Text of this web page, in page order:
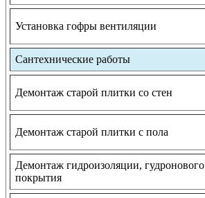
Установка гофры вентиляции
Сантехнические работы
Демонтаж старой плитки со стен
Демонтаж старой плитки с пола
Демонтаж гидроизоляции, гудронового
покрытия